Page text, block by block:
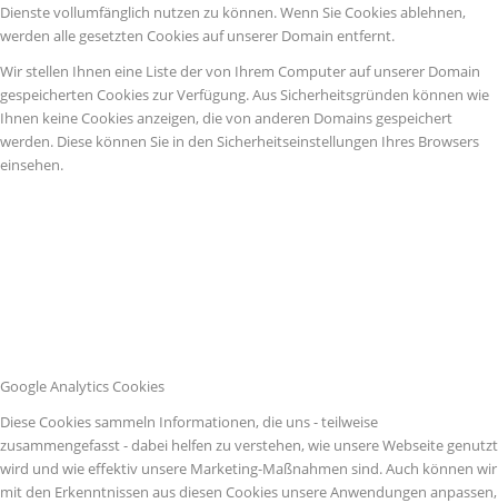
Dienste vollumfänglich nutzen zu können. Wenn Sie Cookies ablehnen,
werden alle gesetzten Cookies auf unserer Domain entfernt.
Wir stellen Ihnen eine Liste der von Ihrem Computer auf unserer Domain
gespeicherten Cookies zur Verfügung. Aus Sicherheitsgründen können wie
Ihnen keine Cookies anzeigen, die von anderen Domains gespeichert
werden. Diese können Sie in den Sicherheitseinstellungen Ihres Browsers
einsehen.
Google Analytics Cookies
Diese Cookies sammeln Informationen, die uns - teilweise
zusammengefasst - dabei helfen zu verstehen, wie unsere Webseite genutzt
wird und wie effektiv unsere Marketing-Maßnahmen sind. Auch können wir
mit den Erkenntnissen aus diesen Cookies unsere Anwendungen anpassen,